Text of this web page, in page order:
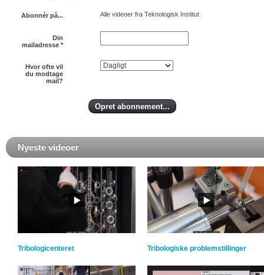
Abonnér på... Alle videoer fra Teknologisk Institut
Din
mailadresse *
Hvor ofte vil
du modtage
mail?
Nyeste videoer
Tribologicenteret Tribologiske problemstillinger